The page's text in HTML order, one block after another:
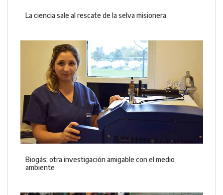
La ciencia sale al rescate de la selva misionera
Biogás; otra investigación amigable con el medio
ambiente